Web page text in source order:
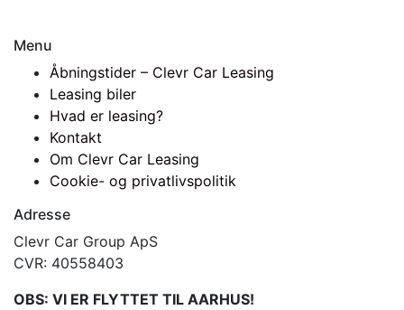
Menu
Åbningstider – Clevr Car Leasing
Leasing biler
Hvad er leasing?
Kontakt
Om Clevr Car Leasing
Cookie- og privatlivspolitik
Adresse
Clevr Car Group ApS
CVR: 40558403
OBS: VI ER FLYTTET TIL AARHUS!